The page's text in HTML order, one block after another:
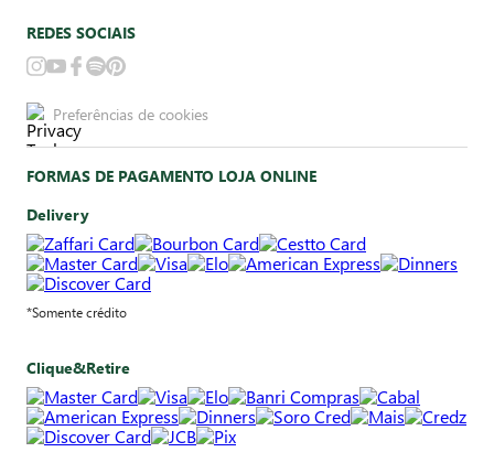
REDES SOCIAIS
Preferências de cookies
FORMAS DE PAGAMENTO LOJA ONLINE
Delivery
*Somente crédito
Clique&Retire